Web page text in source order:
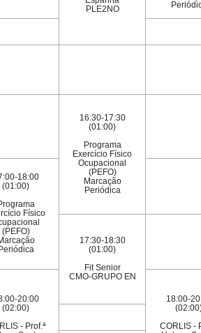
PLE2NO
16:30-17:30
(01:00)
Programa
Exercício Físico
Ocupacional
(PEFO)
Marcação
Periódica
18:00
(01:00)
Físico
(PEFO)
Periódica
17:30-18:30
(01:00)
Fit Senior
CMO-GRUPO EN
20:00
(02:00)
- Prof.ª
18:00-
CORLIS -